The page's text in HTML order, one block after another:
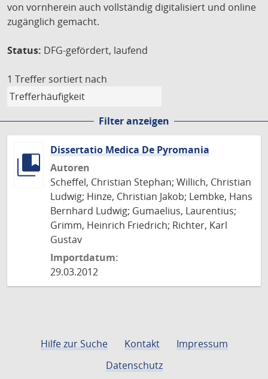
von vornherein auch vollständig digitalisiert und online
zugänglich gemacht.
Status: DFG-gefördert, laufend
1 Treffer sortiert nach
Filter anzeigen
Dissertatio Medica De Pyromania
Autoren
Scheffel, Christian Stephan; Willich, Christian
Ludwig; Hinze, Christian Jakob; Lembke, Hans
Bernhard Ludwig; Gumaelius, Laurentius;
Grimm, Heinrich Friedrich; Richter, Karl
Gustav
Importdatum:
29.03.2012
Hilfe zur Suche Kontakt
Impressum
Datenschutz